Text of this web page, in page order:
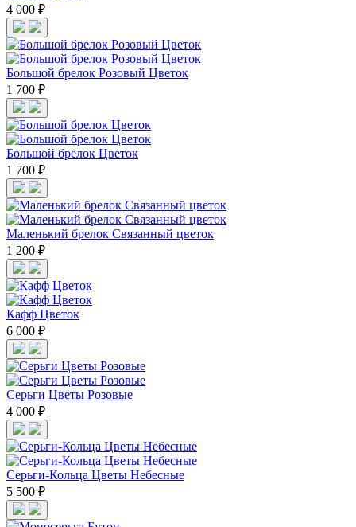
4 000 ₽
Большой брелок Розовый Цветок
1 700 ₽
Большой брелок Цветок
1 700 ₽
Маленький брелок Связанный цветок
1 200 ₽
Кафф Цветок
6 000 ₽
Cерьги Цветы Розовые
4 000 ₽
Cерьги-Кольца Цветы Небесные
5 500 ₽